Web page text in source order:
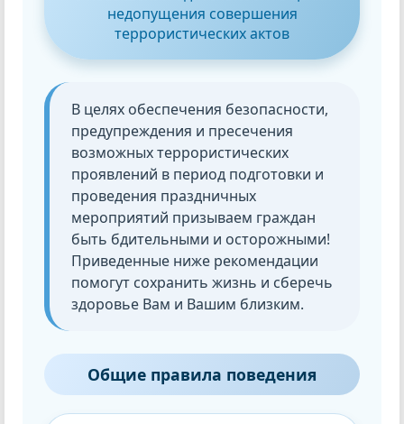
недопущения совершения
террористических актов
В целях обеспечения безопасности,
предупреждения и пресечения
возможных террористических
проявлений в период подготовки и
проведения праздничных
мероприятий призываем граждан
быть бдительными и осторожными!
Приведенные ниже рекомендации
помогут сохранить жизнь и сберечь
здоровье Вам и Вашим близким.
Общие правила поведения